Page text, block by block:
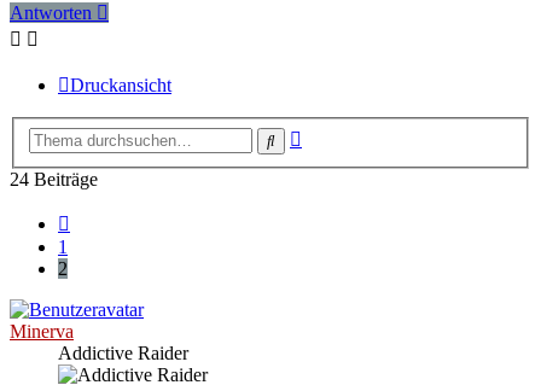
Antworten
Druckansicht
Suche
24 Beiträge
1
2
Minerva
Addictive Raider